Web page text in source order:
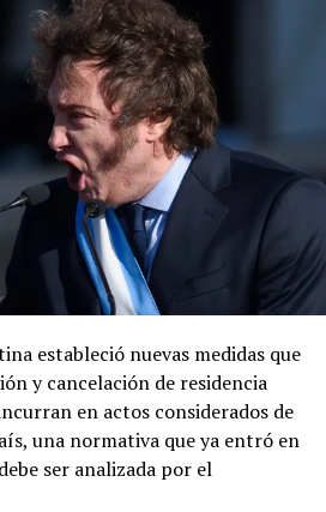
del presunto líder criminal.
ADVERTISEMENT
los delincuentes no tienen
el diplomático, quien
y llevar ante la justicia a los
violentos continúa dando
estableció nuevas medidas que
y cancelación de residencia
en actos considerados de
una normativa que ya entró en
ser analizada por el